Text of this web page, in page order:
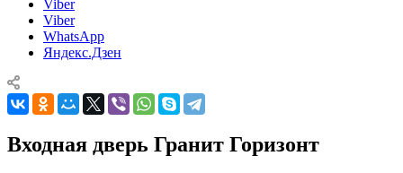
Viber
Viber
WhatsApp
Яндекс.Дзен
Входная дверь Гранит Горизонт